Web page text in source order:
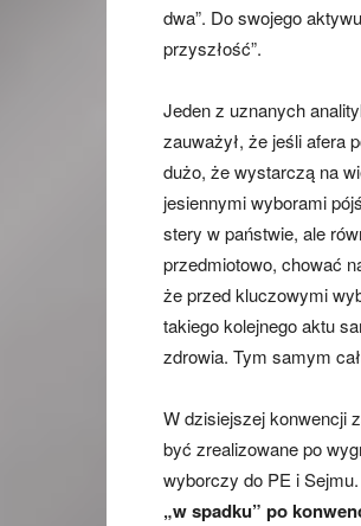
dwa”. Do swojego
przyszłość”.
Jeden z uznanych
zauważył, że jeśli afera
dużo, że wystarczą na
jesiennymi wyborami
stery w państwie, ale
przedmiotowo, chować
że przed kluczowymi
takiego kolejnego aktu
zdrowia. Tym samym
W dzisiejszej konwencji
być zrealizowane po
wyborczy do PE i
„w spadku” po